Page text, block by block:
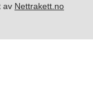
av Nettrakett.no